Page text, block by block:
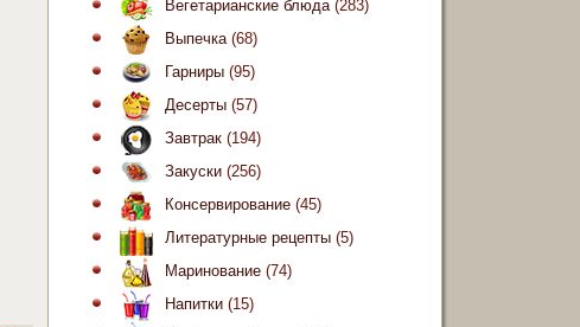
Вегетарианские блюда(283)
Выпечка(68)
Гарниры (95)
Десерты (57)
Завтрак (194)
Закуски (256)
Консервирование (45)
Литературные рецепты (5)
Маринование (74)
Напитки (15)